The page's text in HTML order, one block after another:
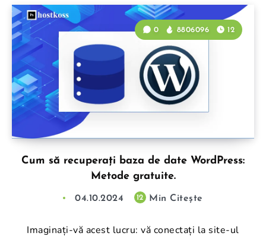
Cum să recuperați baza de date WordPress:
Metode gratuite.
0 8806096 12
04.10.2024 12 Min Citește
Imaginați-vă acest lucru: vă conectați la site-ul